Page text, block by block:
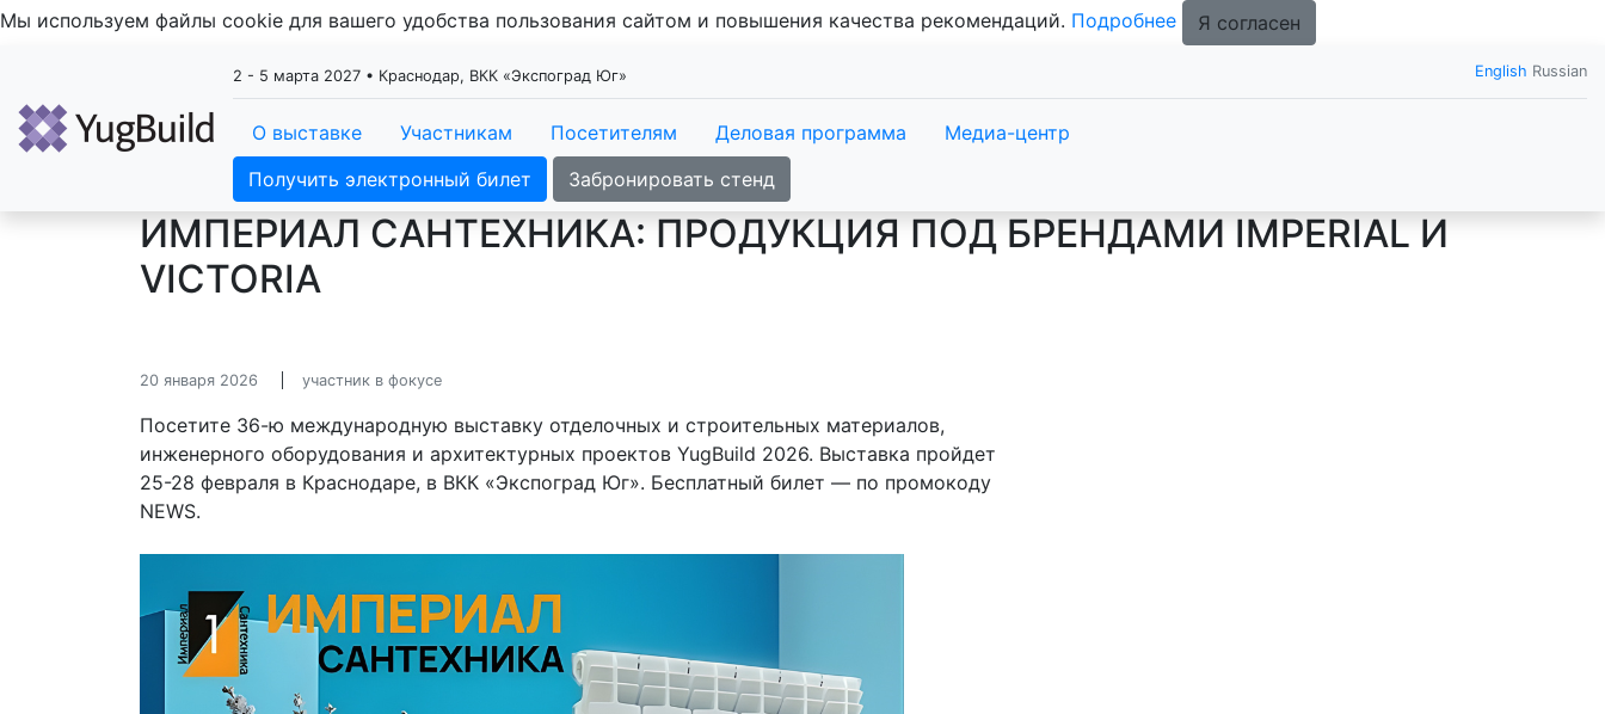
Мы используем файлы cookie для вашего удобства пользования сайтом и повышения качества рекомендаций. Подробнее Я согласен
2 - 5 марта 2027 • Краснодар, ВКК «Экспоград Юг» English Russian
О выставке Участникам Посетителям Деловая программа
Медиа-центр
Получить электронный билет
Забронировать стенд
ИМПЕРИАЛ САНТЕХНИКА: ПРОДУКЦИЯ ПОД БРЕНДАМИ IMPERIAL И
VICTORIA
20 января 2026 участник в фокусе
Посетите 36-ю международную выставку отделочных и строительных материалов,
инженерного оборудования и архитектурных проектов YugBuild 2026. Выставка пройдет
25-28 февраля в Краснодаре, в ВКК «Экспоград Юг». Бесплатный билет — по промокоду
NEWS.